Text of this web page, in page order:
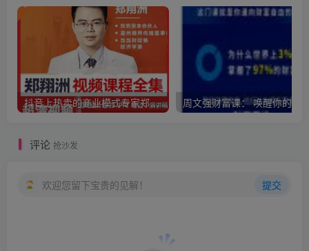
抖音上热卖的商业模式专家郑翔洲新商业模式课程，全集价值12980元的课程
评论 抢沙发
欢迎您留下宝贵的见解！ 提交